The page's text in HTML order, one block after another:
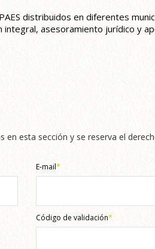
distribuidos en diferentes
asesoramiento jurídico y
en esta sección y se reserva el
E-mail*
Código de validación*